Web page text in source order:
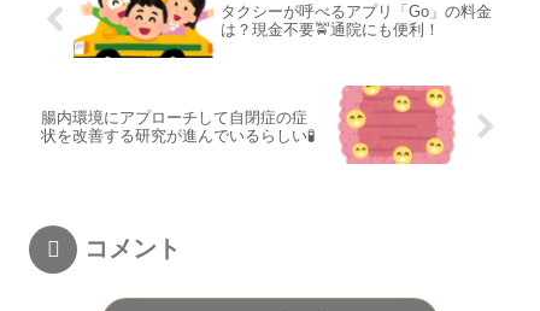
タクシーが呼べるアプリ「Go」の料金
は？現金不要🚖通院にも便利！
腸内環境にアプローチして自閉症の症
状を改善する研究が進んでいるらしい🧪
コメント